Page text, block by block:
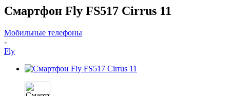
Смартфон Fly FS517 Cirrus 11
Мобильные телефоны
-
Fly